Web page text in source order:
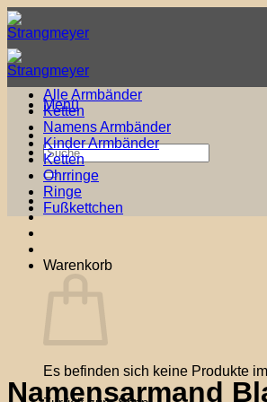
Zum
Inhalt
springen
Menü
Suche
nach:
Warenkorb
Es befinden sich keine Produkte
Alle Armbänder
Ketten
Namens Armbänder
Kinder Armbänder
Ketten
Ohrringe
Ringe
Fußkettchen
Namensarmand